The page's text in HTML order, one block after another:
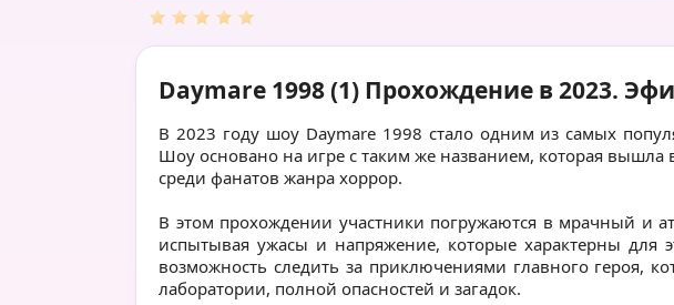
Daymare 1998 (1) Прохождение в 2023.
В 2023 году шоу Daymare 1998 стало одним из самых
Шоу основано на игре с таким же названием, которая вышла
среди фанатов жанра хоррор.
В этом прохождении участники погружаются в мрачный и
испытывая ужасы и напряжение, которые характерны для
возможность следить за приключениями главного героя,
лаборатории, полной опасностей и загадок.